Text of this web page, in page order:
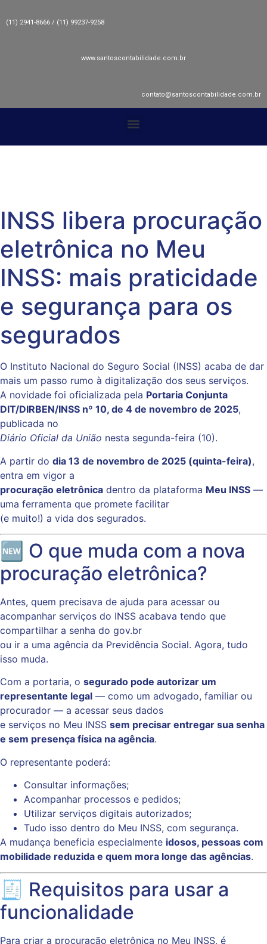
(11) 2941-8666 / (11) 99237-9258
www.santoscontabilidade.com.br
contato@santoscontabilidade.com.br
INSS libera procuração
eletrônica no Meu
INSS: mais praticidade
e segurança para os
segurados
O Instituto Nacional do Seguro Social (INSS) acaba de dar
mais um passo rumo à digitalização dos seus serviços.
A novidade foi oficializada pela Portaria Conjunta
DIT/DIRBEN/INSS nº 10, de 4 de novembro de 2025,
publicada no
Diário Oficial da União nesta segunda-feira (10).
A partir do dia 13 de novembro de 2025 (quinta-feira),
entra em vigor a
procuração eletrônica dentro da plataforma Meu INSS —
uma ferramenta que promete facilitar
(e muito!) a vida dos segurados.
🆕 O que muda com a nova
procuração eletrônica?
Antes, quem precisava de ajuda para acessar ou
acompanhar serviços do INSS acabava tendo que
compartilhar a senha do gov.br
ou ir a uma agência da Previdência Social. Agora, tudo
isso muda.
Com a portaria, o segurado pode autorizar um
representante legal — como um advogado, familiar ou
procurador — a acessar seus dados
e serviços no Meu INSS sem precisar entregar sua senha
e sem presença física na agência.
O representante poderá:
Consultar informações;
Acompanhar processos e pedidos;
Utilizar serviços digitais autorizados;
Tudo isso dentro do Meu INSS, com segurança.
A mudança beneficia especialmente idosos, pessoas com
mobilidade reduzida e quem mora longe das agências.
🧾 Requisitos para usar a
funcionalidade
Para criar a procuração eletrônica no Meu INSS, é